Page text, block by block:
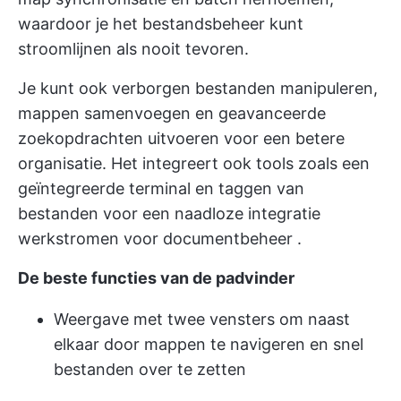
waardoor je het bestandsbeheer kunt
stroomlijnen als nooit tevoren.
Je kunt ook verborgen bestanden manipuleren,
mappen samenvoegen en geavanceerde
zoekopdrachten uitvoeren voor een betere
organisatie. Het integreert ook tools zoals een
geïntegreerde terminal en taggen van
bestanden voor een naadloze integratie
werkstromen voor documentbeheer .
De beste functies van de padvinder
Weergave met twee vensters om naast
elkaar door mappen te navigeren en snel
bestanden over te zetten